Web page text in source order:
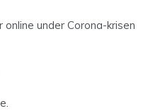
under Corona-krisen